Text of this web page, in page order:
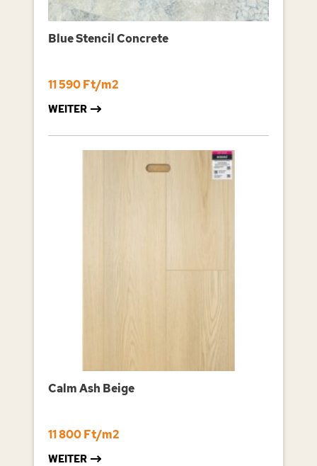
Blue Stencil Concrete
11 590 Ft/m2
WEITER
Calm Ash Beige
11 800 Ft/m2
WEITER